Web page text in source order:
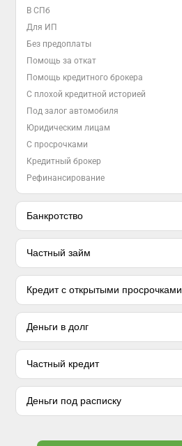
В СПб
Для ИП
Без предоплаты
Помощь за откат
Помощь кредитного брокера
С плохой кредитной историей
Под залог автомобиля
Юридическим лицам
С просрочками
Кредитный брокер
Рефинансирование
Банкротство
Частный займ
Кредит с открытыми просрочками
Деньги в долг
Частный кредит
Деньги под расписку